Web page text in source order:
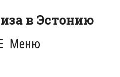
в Эстонию
Меню